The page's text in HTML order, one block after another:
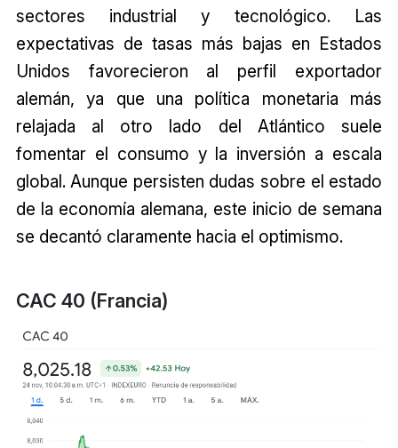
sectores industrial y tecnológico. Las
expectativas de tasas más bajas en Estados
Unidos favorecieron al perfil exportador
alemán, ya que una política monetaria más
relajada al otro lado del Atlántico suele
fomentar el consumo y la inversión a escala
global. Aunque persisten dudas sobre el estado
de la economía alemana, este inicio de semana
se decantó claramente hacia el optimismo.
CAC 40 (Francia)